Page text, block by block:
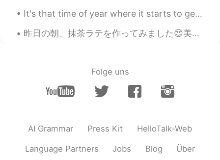
It's that time of year where it starts to get really hot. So I want to share a cool story with yo...
昨日の朝、抹茶ラテを作ってみました😍美味しいのでびっくりしました。 パルコ渋谷にあるニンテンドーストアのどうぶつの森ポットを初めて使用しました。 間違いなくまた抹茶ラテを作ります！ Kinō...
Folge uns
AI Grammar Press Kit HelloTalk-Web
Language Partners Jobs Blog Über